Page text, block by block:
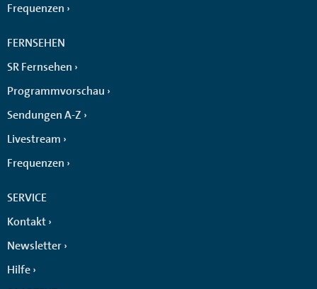
Frequenzen
FERNSEHEN
SR Fernsehen
Programmvorschau
Sendungen A-Z
Livestream
Frequenzen
SERVICE
Kontakt
Newsletter
Hilfe